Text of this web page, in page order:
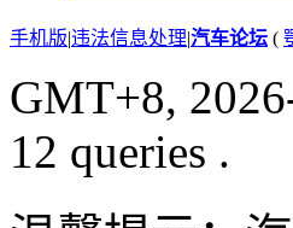
手机版|违法信息处理|汽车论坛 (
GMT+8,
12 queries .